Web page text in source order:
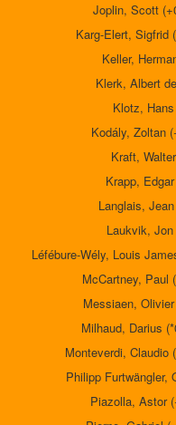
Joplin, Scott
Karg-Elert, Sigfrid
Keller,
Klerk, Albert
Klotz,
Kodály, Zoltan
Kraft,
Krapp,
Langlais,
Laukvik,
Léfébure-Wély, Louis
McCartney, Paul
Messiaen,
Milhaud, Darius
Monteverdi, Claudio
Philipp Furtwängler,
Piazolla, Astor